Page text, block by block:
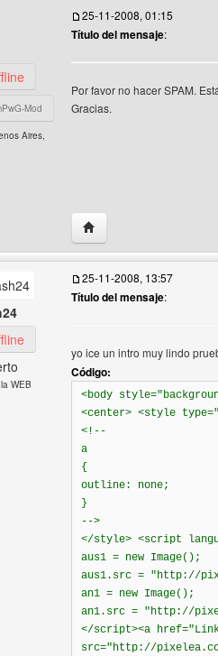
perfil del usuario
Mod
Aires,
25-11-2008, 01:15
Título del mensaje:
Por favor no hacer SPAM.
Gracias.
Visitar sitio web del
Ver perfil del usuario
WEB
25-11-2008, 13:57
Título del mensaje:
yo ice un intro muy lindo
Código:
<body
<center> <style
<!--
a
{
outline: none;
}
-->
</style> <script
aus1 = new Image();
aus1.src = "http://
an1 = new Image();
an1.src = "http://
</script><a
src="http://